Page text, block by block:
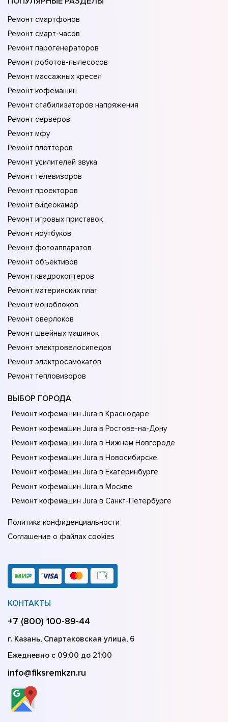
Ремонт смартфонов
Ремонт смарт-часов
Ремонт парогенераторов
Ремонт роботов-пылесосов
Ремонт массажных кресел
Ремонт кофемашин
Ремонт стабилизаторов напряжения
Ремонт серверов
Ремонт мфу
Ремонт плоттеров
Ремонт усилителей звука
Ремонт телевизоров
Ремонт проекторов
Ремонт видеокамер
Ремонт игровых приставок
Ремонт ноутбуков
Ремонт фотоаппаратов
Ремонт объективов
Ремонт квадрокоптеров
Ремонт материнских плат
Ремонт моноблоков
Ремонт оверлоков
Ремонт швейных машинок
Ремонт электровелосипедов
Ремонт электросамокатов
Ремонт тепловизоров
ВЫБОР ГОРОДА
Ремонт кофемашин Jura в Краснодаре
Ремонт кофемашин Jura в Ростове-на-Донy
Ремонт кофемашин Jura в Нижнем Новгороде
Ремонт кофемашин Jura в Новосибирске
Ремонт кофемашин Jura в Екатеринбурге
Ремонт кофемашин Jura в Москве
Ремонт кофемашин Jura в Санкт-Петербурге
Политика конфиденциальности
Соглашение о файлах cookies
КОНТАКТЫ
+7 (800) 100-89-44
г. Казань, Спартаковская улица, 6
Ежедневно с 09:00 до 21:00
info@fiksremkzn.ru